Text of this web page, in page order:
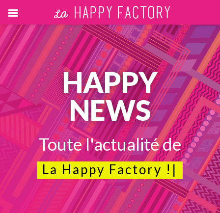
HAPPY
NEWS
Toute l'actualité de
La Happy Factory ! |